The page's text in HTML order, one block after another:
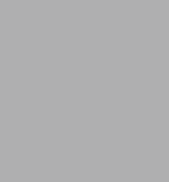
УХОДА
ПОМОЩЬ
И МУНИЦИПАЛЬНЫХ УЧРЕЖДЕНИЙ
ТРУДА»